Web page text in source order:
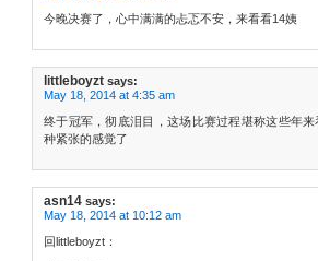
今晚决赛了，心中满满的忐忑不安，来看看14姨
littleboyzt says:
May 18, 2014 at 4:35 am
终于冠军，彻底泪目，这场比赛过程堪称这些年
种紧张的感觉了
asn14 says:
May 18, 2014 at 10:12 am
回littleboyzt：